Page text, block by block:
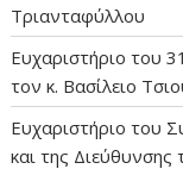
Τριανταφύλλου
Ευχαριστήριο του
τον κ. Βασίλειο
Ευχαριστήριο του
και της